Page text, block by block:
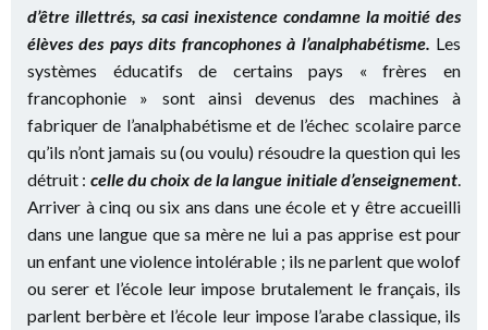
d’être illettrés, sa casi inexistence condamne la moitié des
élèves des pays dits francophones à l’analphabétisme. Les
systèmes éducatifs de certains pays « frères en
francophonie » sont ainsi devenus des machines à
fabriquer de l’analphabétisme et de l’échec scolaire parce
qu’ils n’ont jamais su (ou voulu) résoudre la question qui les
détruit : celle du choix de la langue initiale d’enseignement.
Arriver à cinq ou six ans dans une école et y être accueilli
dans une langue que sa mère ne lui a pas apprise est pour
un enfant une violence intolérable ; ils ne parlent que wolof
ou serer et l’école leur impose brutalement le français, ils
parlent berbère et l’école leur impose l’arabe classique, ils